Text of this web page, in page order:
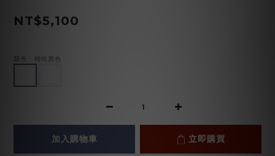
NT$5,100
: 時尚黑色
加入購物車 立即購買